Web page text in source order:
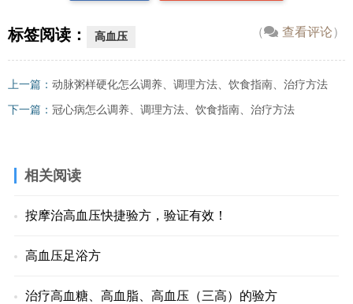
（ 查看评论）
标签阅读： 高血压
上一篇： 动脉粥样硬化怎么调养、调理方法、饮食指南、治疗方法
下一篇： 冠心病怎么调养、调理方法、饮食指南、治疗方法
相关阅读
按摩治高血压快捷验方，验证有效！
高血压足浴方
治疗高血糖、高血脂、高血压（三高）的验方